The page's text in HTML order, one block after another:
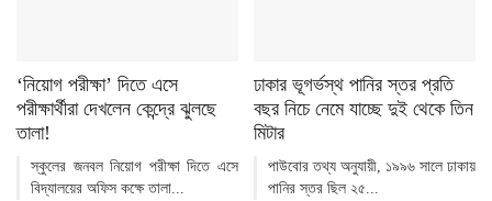
‘নিয়োগ পরীক্ষা’ দিতে এসে
পরীক্ষার্থীরা দেখলেন কেন্দ্রে ঝুলছে
তালা!
স্কুলের জনবল নিয়োগ পরীক্ষা দিতে এসে
বিদ্যালয়ের অফিস কক্ষে তালা...
ঢাকার ভূগর্ভস্থ পানির স্তর প্রতি
বছর নিচে নেমে যাচ্ছে দুই থেকে তিন
মিটার
পাউবোর তথ্য অনুযায়ী, ১৯৯৬ সালে ঢাকায়
পানির স্তর ছিল ২৫...